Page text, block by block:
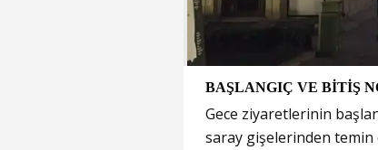
BAŞLANGIÇ VE BİTİŞ
Gece ziyaretlerinin
saray gişelerinden temin